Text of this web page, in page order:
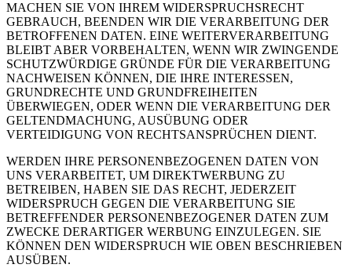
MACHEN SIE VON IHREM WIDERSPRUCHSRECHT
GEBRAUCH, BEENDEN WIR DIE VERARBEITUNG DER
BETROFFENEN DATEN. EINE WEITERVERARBEITUNG
BLEIBT ABER VORBEHALTEN, WENN WIR ZWINGENDE
SCHUTZWÜRDIGE GRÜNDE FÜR DIE VERARBEITUNG
NACHWEISEN KÖNNEN, DIE IHRE INTERESSEN,
GRUNDRECHTE UND GRUNDFREIHEITEN
ÜBERWIEGEN, ODER WENN DIE VERARBEITUNG DER
GELTENDMACHUNG, AUSÜBUNG ODER
VERTEIDIGUNG VON RECHTSANSPRÜCHEN DIENT.
WERDEN IHRE PERSONENBEZOGENEN DATEN VON
UNS VERARBEITET, UM DIREKTWERBUNG ZU
BETREIBEN, HABEN SIE DAS RECHT, JEDERZEIT
WIDERSPRUCH GEGEN DIE VERARBEITUNG SIE
BETREFFENDER PERSONENBEZOGENER DATEN ZUM
ZWECKE DERARTIGER WERBUNG EINZULEGEN. SIE
KÖNNEN DEN WIDERSPRUCH WIE OBEN BESCHRIEBEN
AUSÜBEN.